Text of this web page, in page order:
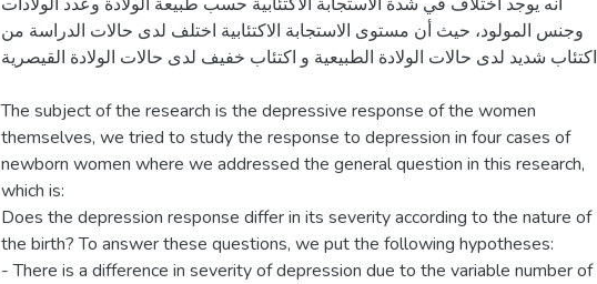
وجنس المولود، حيث أن مستوى الاستجابة الاكتئابية اختلف لدى حالات الدراسة من
اكتئاب شديد لدى حالات الولادة الطبيعية و اكتئاب خفيف لدى حالات الولادة القيصرية.
The subject of the research is the depressive response of the women
themselves, we tried to study the response to depression in four cases of
newborn women where we addressed the general question in this research,
which is:
Does the depression response differ in its severity according to the nature of
the birth? To answer these questions, we put the following hypotheses:
- There is a difference in severity of depression due to the variable number of